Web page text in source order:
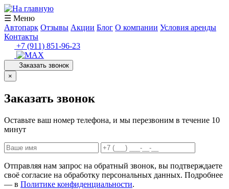
☰ Меню
Автопарк Отзывы Акции Блог О компании Условия аренды
Контакты
+7 (911) 851-96-23
Заказать звонок
×
Заказать звонок
Оставьте ваш номер телефона, и мы перезвоним в течение 10
минут
Отправляя нам запрос на обратный звонок, вы подтверждаете
своё согласие на обработку персональных данных. Подробнее
— в Политике конфиденциальности.